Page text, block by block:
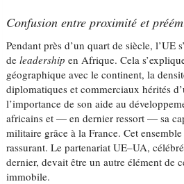
Confusion entre proximité et
Pendant près d’un quart de siècle, l’UE
deleadership en Afrique. Cela
géographique avec le continent, la
diplomatiques et commerciaux hérités
l’importance de son aide au
africains et — en dernier ressort — sa
militaire grâce à la France. Cet
rassurant. Le partenariat UE–UA,
dernier, devait être un autre élément de
immobile.